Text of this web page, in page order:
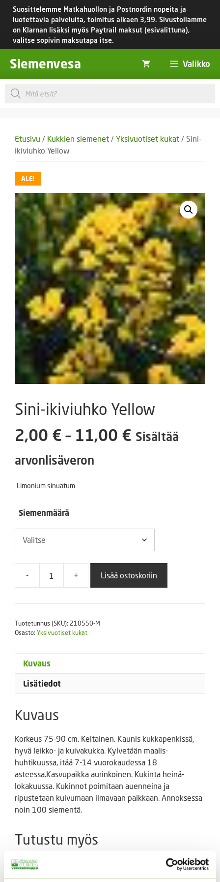
Siirry
sisältöön
Suosittelemme Matkahuollon ja Postnordin nopeita ja
luotettavia palveluita, toimitus alkaen 3,99. Sivustollamme
on Klarnan lisäksi myös Paytrail maksut (esivalittuna),
valitse sopivin maksutapa itse.
Siemenvesa Valikko
Products
search
Etusivu / Kukkien siemenet / Yksivuotiset kukat / Sini-
ikiviuhko Yellow
ALE!
Sini-ikiviuhko Yellow
2,00 € – 11,00 € Sisältää
arvonlisäveron
Limonium sinuatum
Siemenmäärä
-
Sini-
Yellow
+ Lisää ostoskoriin
Tuotetunnus (SKU): 210550-M
Osasto: Yksivuotiset kukat
Kuvaus
Lisätiedot
Kuvaus
Korkeus 75-90 cm. Keltainen. Kaunis kukkapenkissä,
hyvä leikko- ja kuivakukka. Kylvetään maalis-
huhtikuussa, itää 7-14 vuorokaudessa 18
asteessa.Kasvupaikka aurinkoinen. Kukinta heinä-
lokakuussa. Kukinnot poimitaan auenneina ja
ripustetaan kuivumaan ilmavaan paikkaan. Annoksessa
noin 100 siementä.
Tutustu myös